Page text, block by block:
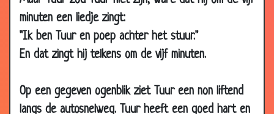
minuten een liedje zingt:
"Ik ben Tuur en poep achter het stuur."
En dat zingt hij telkens om de vijf minuten.
Op een gegeven ogenblik ziet Tuur een non liftend
langs de autosnelweg. Tuur heeft een goed hart en
14 Mar
2018
Philippe Geubels - Oma en Opa
02 Mar
2018
IJspret
01 Aug
2017
2.55